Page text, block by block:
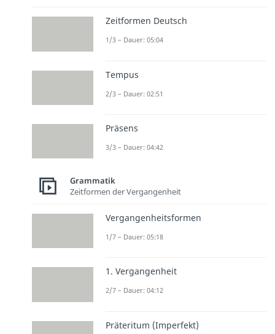
Zeitformen Deutsch
1/3 – Dauer: 05:04
Tempus
2/3 – Dauer: 02:51
Präsens
3/3 – Dauer: 04:42
Grammatik
Zeitformen der Vergangenheit
Vergangenheitsformen
1/7 – Dauer: 05:18
1. Vergangenheit
2/7 – Dauer: 04:12
Präteritum (Imperfekt)